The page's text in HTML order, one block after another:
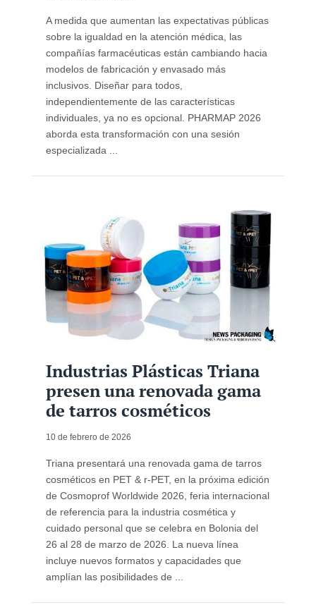
A medida que aumentan las expectativas públicas
sobre la igualdad en la atención médica, las
compañías farmacéuticas están cambiando hacia
modelos de fabricación y envasado más
inclusivos. Diseñar para todos,
independientemente de las características
individuales, ya no es opcional. PHARMAP 2026
aborda esta transformación con una sesión
especializada ...
Industrias Plásticas Triana
presen una renovada gama
de tarros cosméticos
10 de febrero de 2026
Triana presentará una renovada gama de tarros
cosméticos en PET & r-PET, en la próxima edición
de Cosmoprof Worldwide 2026, feria internacional
de referencia para la industria cosmética y
cuidado personal que se celebra en Bolonia del
26 al 28 de marzo de 2026. La nueva línea
incluye nuevos formatos y capacidades que
amplían las posibilidades de ...